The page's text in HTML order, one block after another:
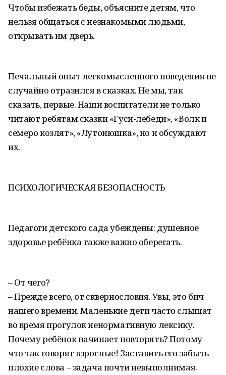
Чтобы избежать беды, объясните детям, что
нельзя общаться с незнакомыми людьми,
открывать им дверь.
Печальный опыт легкомысленного поведения не
случайно отразился в сказках. Не мы, так
сказать, первые. Наши воспитатели не только
читают ребятам сказки «Гуси-лебеди», «Волк и
семеро козлят», «Лутонюшка», но и обсуждают
их.
ПСИХОЛОГИЧЕСКАЯ БЕЗОПАСНОСТЬ
Педагоги детского сада убеждены: душевное
здоровье ребёнка также важно оберегать.
– От чего?
– Прежде всего, от сквернословия. Увы, это бич
нашего времени. Маленькие дети часто слышат
во время прогулок ненормативную лексику.
Почему ребёнок начинает повторять? Потому
что так говорят взрослые! Заставить его забыть
плохие слова – задача почти невыполнимая.